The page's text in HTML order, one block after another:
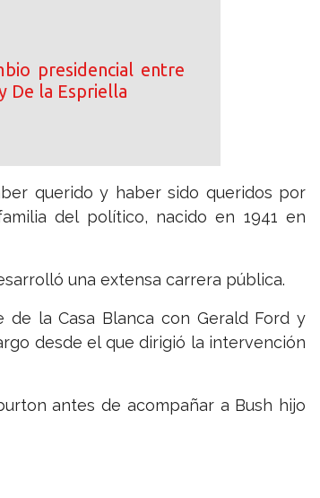
presidencial entre
De la Espriella
querido y haber sido queridos por
del político, nacido en 1941 en
una extensa carrera pública.
la Casa Blanca con Gerald Ford y
desde el que dirigió la intervención
antes de acompañar a Bush hijo